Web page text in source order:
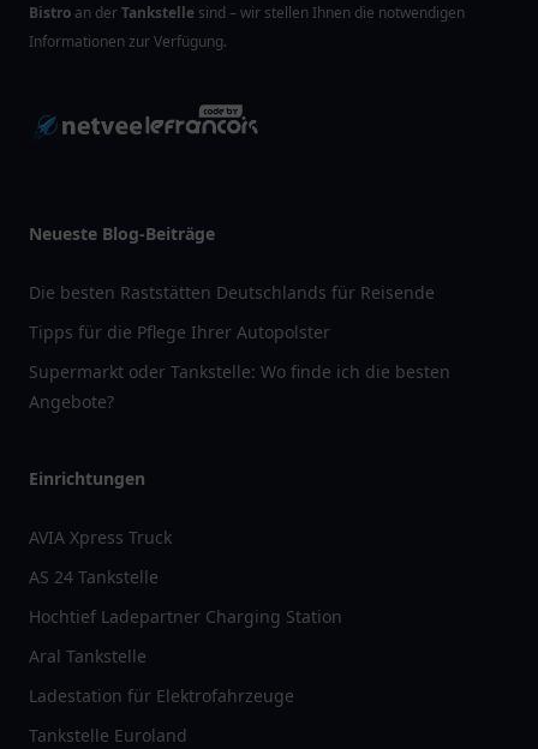
Bistro an derTankstelle sind – wir stellen Ihnen die notwendigen
Informationen zur Verfügung.
Neueste Blog-Beiträge
Die besten Raststätten Deutschlands für Reisende
Tipps für die Pflege Ihrer Autopolster
Supermarkt oder Tankstelle: Wo finde ich die besten
Angebote?
Einrichtungen
AVIA Xpress Truck
AS 24 Tankstelle
Hochtief Ladepartner Charging Station
Aral Tankstelle
Ladestation für Elektrofahrzeuge
Tankstelle Euroland